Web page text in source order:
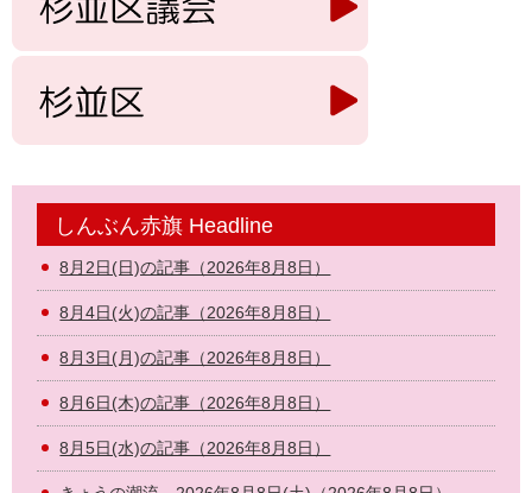
しんぶん赤旗 Headline
8月2日(日)の記事（2026年8月8日）
8月4日(火)の記事（2026年8月8日）
8月3日(月)の記事（2026年8月8日）
8月6日(木)の記事（2026年8月8日）
8月5日(水)の記事（2026年8月8日）